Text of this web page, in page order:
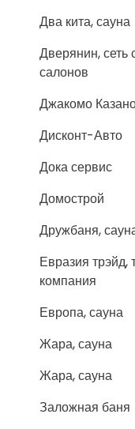
Два кита, сауна
Дверянин, сеть
салонов
Джакомо
Дисконт-Авто
Дока сервис
Домострой
Дружбаня,
Евразия
компания
Европа, сауна
Жара, сауна
Жара, сауна
Заложная баня